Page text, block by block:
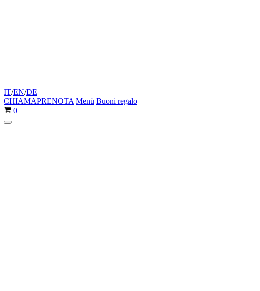
IT/EN/DE
CHIAMAPRENOTA Menù Buoni regalo
Carrello
0
Menu